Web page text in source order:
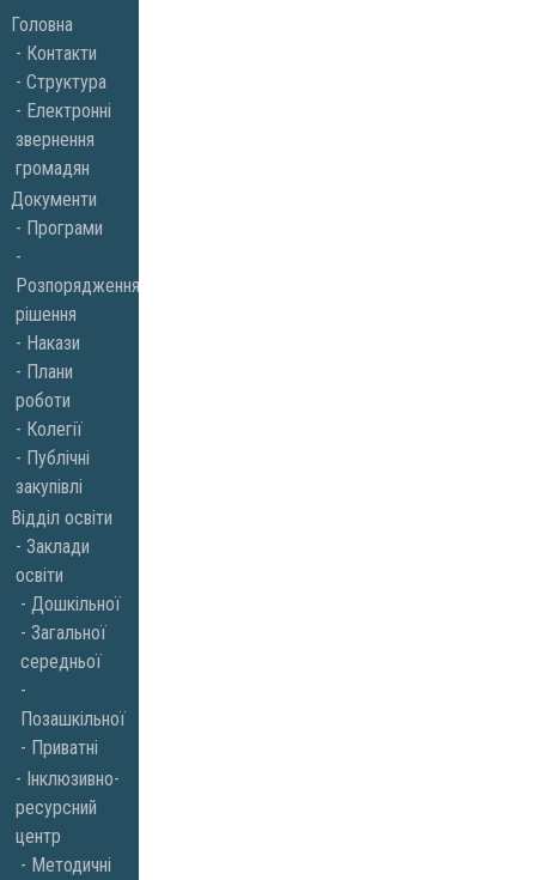
Skip
to
content
Головна
Контакти
Структура
Електронні
звернення
громадян
Документи
Програми
Розпорядження,
рішення
Накази
Плани
роботи
Колегії
Публічні
закупівлі
Відділ освіти
Заклади
освіти
Дошкільної
Загальної
середньої
Позашкільної
Приватні
Інклюзивно-
ресурсний
центр
Методичні